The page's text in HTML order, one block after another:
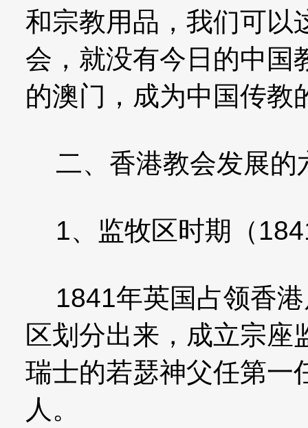
和宗教用品，我们可以
会，就没有今日的中国
的澳门，成为中国传教
二、香港教会发展的
1、监牧区时期（
1841年英国占领香港
区划分出来，成立宗座
瑞士的若瑟神父任第一
人。